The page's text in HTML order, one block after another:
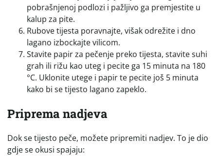
pobrašnjenoj podlozi i pažljivo ga premjestite u
kalup za pite.
Rubove tijesta poravnajte, višak odrežite i dno
lagano izbockajte vilicom.
Stavite papir za pečenje preko tijesta, stavite suhi
grah ili rižu kao uteg i pecite ga 15 minuta na 180
°C. Uklonite utege i papir te pecite još 5 minuta
kako bi se tijesto lagano zapeklo.
Priprema nadjeva
Dok se tijesto peče, možete pripremiti nadjev. To je dio
gdje se okusi spajaju: